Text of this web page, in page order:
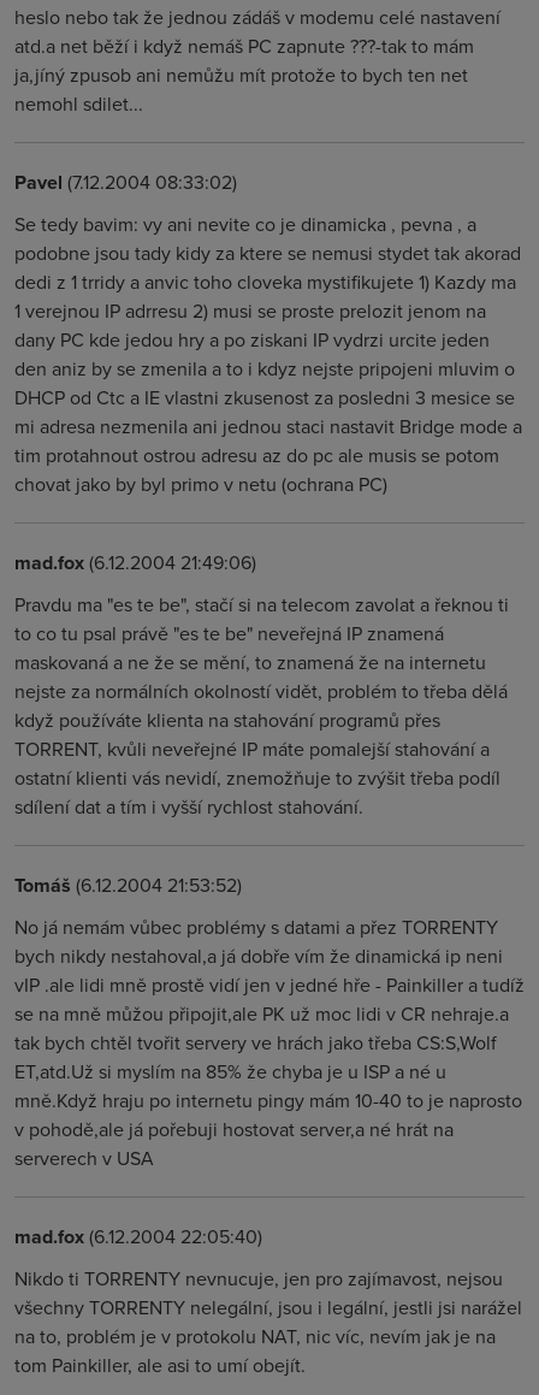
heslo nebo tak že jednou zádáš v modemu celé nastavení
atd.a net běží i když nemáš PC zapnute ???-tak to mám
ja,jíný zpusob ani nemůžu mít protože to bych ten net
nemohl sdilet...
Pavel (7.12.2004 08:33:02)
Se tedy bavim: vy ani nevite co je dinamicka , pevna , a
podobne jsou tady kidy za ktere se nemusi stydet tak akorad
dedi z 1 trridy a anvic toho cloveka mystifikujete 1) Kazdy ma
1 verejnou IP adrresu 2) musi se proste prelozit jenom na
dany PC kde jedou hry a po ziskani IP vydrzi urcite jeden
den aniz by se zmenila a to i kdyz nejste pripojeni mluvim o
DHCP od Ctc a IE vlastni zkusenost za posledni 3 mesice se
mi adresa nezmenila ani jednou staci nastavit Bridge mode a
tim protahnout ostrou adresu az do pc ale musis se potom
chovat jako by byl primo v netu (ochrana PC)
mad.fox(6.12.2004 21:49:06)
Pravdu ma "es te be", stačí si na telecom zavolat a řeknou ti
to co tu psal právě "es te be" neveřejná IP znamená
maskovaná a ne že se mění, to znamená že na internetu
nejste za normálních okolností vidět, problém to třeba dělá
když používáte klienta na stahování programů přes
TORRENT, kvůli neveřejné IP máte pomalejší stahování a
ostatní klienti vás nevidí, znemožňuje to zvýšit třeba podíl
sdílení dat a tím i vyšší rychlost stahování.
Tomáš (6.12.2004 21:53:52)
No já nemám vůbec problémy s datami a přez TORRENTY
bych nikdy nestahoval,a já dobře vím že dinamická ip neni
vIP .ale lidi mně prostě vidí jen v jedné hře - Painkiller a tudíž
se na mně můžou připojit,ale PK už moc lidi v CR nehraje.a
tak bych chtěl tvořit servery ve hrách jako třeba CS:S,Wolf
ET,atd.Už si myslím na 85% že chyba je u ISP a né u
mně.Když hraju po internetu pingy mám 10-40 to je naprosto
v pohodě,ale já pořebuji hostovat server,a né hrát na
serverech v USA
mad.fox(6.12.2004 22:05:40)
Nikdo ti TORRENTY nevnucuje, jen pro zajímavost, nejsou
všechny TORRENTY nelegální, jsou i legální, jestli jsi narážel
na to, problém je v protokolu NAT, nic víc, nevím jak je na
tom Painkiller, ale asi to umí obejít.